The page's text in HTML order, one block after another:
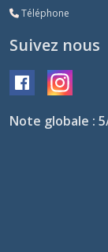
Téléphone
Suivez nous
Note globale :